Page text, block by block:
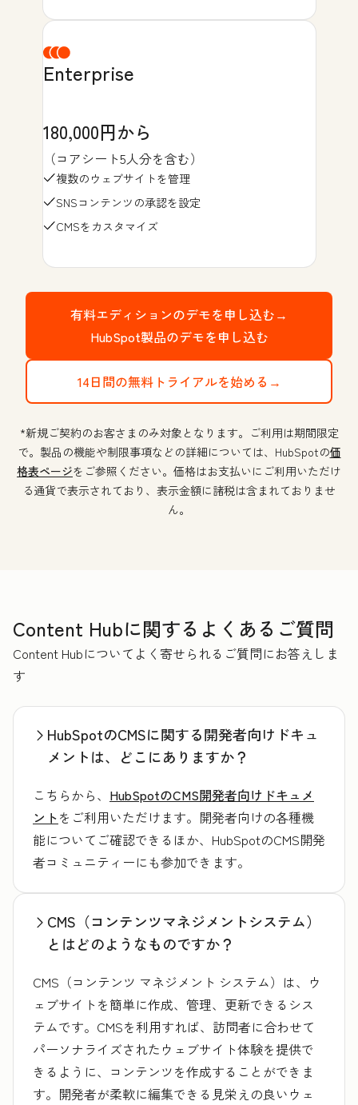
Enterprise
180,000円から
（コアシート5人分を含む）
複数のウェブサイトを管理
SNSコンテンツの承認を設定
CMSをカスタマイズ
有料エディションのデモを申し込む→
HubSpot製品のデモを申し込む
14日間の無料トライアルを始める→
*新規ご契約のお客さまのみ対象となります。ご利用は期間限定
で。製品の機能や制限事項などの詳細については、HubSpotの価
格表ページをご参照ください。価格はお支払いにご利用いただけ
る通貨で表示されており、表示金額に諸税は含まれておりませ
ん。
Content Hubに関するよくあるご質問
Content Hubについてよく寄せられるご質問にお答えしま
す
HubSpotのCMSに関する開発者向けドキュ
メントは、どこにありますか？
こちらから、 HubSpotのCMS開発者向けドキュメ
ントをご利用いただけます。開発者向けの各種機
能についてご確認できるほか、HubSpotのCMS開発
者コミュニティーにも参加できます。
CMS（コンテンツマネジメントシステム）
とはどのようなものですか？
CMS（コンテンツ マネジメント システム）は、ウ
ェブサイトを簡単に作成、管理、更新できるシス
テムです。CMSを利用すれば、訪問者に合わせて
パーソナライズされたウェブサイト体験を提供で
きるように、コンテンツを作成することができま
す。開発者が柔軟に編集できる見栄えの良いウェ